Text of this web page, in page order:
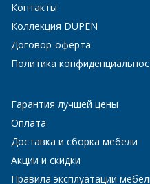
Контакты
Коллекция DUPEN
Договор-оферта
Политика
Гарантия лучшей цены
Оплата
Доставка и сборка мебели
Акции и скидки
Правила эксплуатации